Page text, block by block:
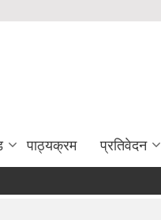
पाठ्यक्रम प्रतिवेदन